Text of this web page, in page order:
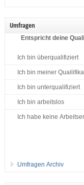
Umfragen
Entspricht deine
Ich bin überqualifiziert
Ich bin meiner
Ich bin unterqualifiziert
Ich bin arbeitslos
Ich habe keine
Umfragen Archiv